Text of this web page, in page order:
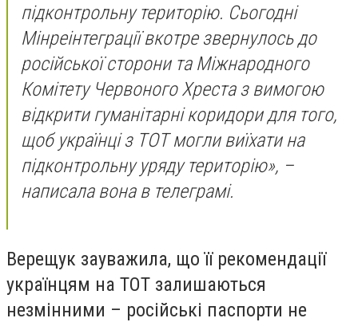
підконтрольну територію. Сьогодні
Мінреінтеграції вкотре звернулось до
російської сторони та Міжнародного
Комітету Червоного Хреста з вимогою
відкрити гуманітарні коридори для того,
щоб українці з ТОТ могли виїхати на
підконтрольну уряду територію», –
написала вона в телеграмі.
Верещук зауважила, що її рекомендації
українцям на ТОТ залишаються
незмінними – російські паспорти не